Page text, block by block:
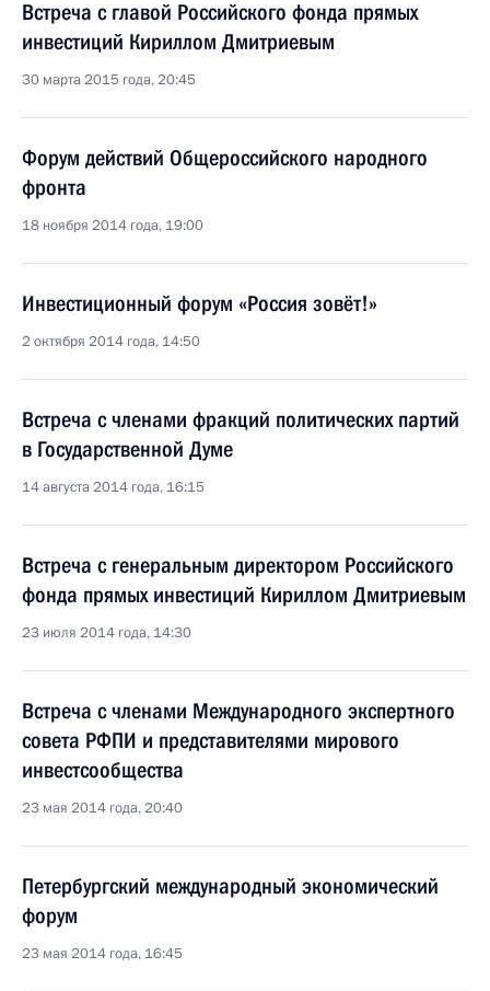
Встреча с главой Российского фонда прямых
инвестиций Кириллом Дмитриевым
30 марта 2015 года, 20:45
Форум действий Общероссийского народного
фронта
18 ноября 2014 года, 19:00
Инвестиционный форум «Россия зовёт!»
2 октября 2014 года, 14:50
Встреча с членами фракций политических партий
в Государственной Думе
14 августа 2014 года, 16:15
Встреча с генеральным директором Российского
фонда прямых инвестиций Кириллом Дмитриевым
23 июля 2014 года, 14:30
Встреча с членами Международного экспертного
совета РФПИ и представителями мирового
инвестсообщества
23 мая 2014 года, 20:40
Петербургский международный экономический
форум
23 мая 2014 года, 16:45